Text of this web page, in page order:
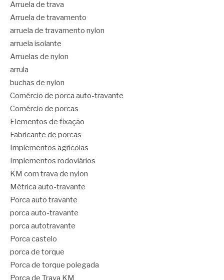
Arruela de trava
Arruela de travamento
arruela de travamento nylon
arruela isolante
Arruelas de nylon
arrula
buchas de nylon
Comércio de porca auto-travante
Comércio de porcas
Elementos de fixação
Fabricante de porcas
Implementos agrícolas
Implementos rodoviários
KM com trava de nylon
Métrica auto-travante
Porca auto travante
porca auto-travante
porca autotravante
Porca castelo
porca de torque
Porca de torque polegada
Porca de Trava KM